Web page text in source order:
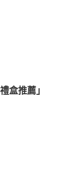
盒推薦」